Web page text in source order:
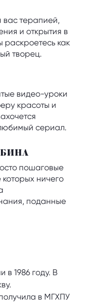
вас терапией,
и открытия в
как
творец.
видео-уроки
красоты и
сериал.
пошаговые
ничего
поданные
в 1986 году. В
в МГХПУ